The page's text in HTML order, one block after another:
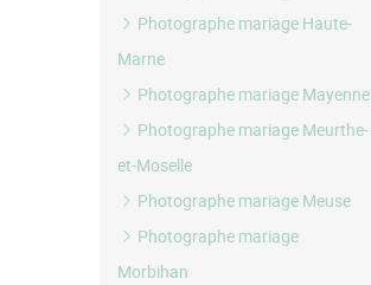
Photographe mariage Haute-
Marne
Photographe mariage Mayenne
Photographe mariage Meurthe-
et-Moselle
Photographe mariage Meuse
Photographe mariage
Morbihan